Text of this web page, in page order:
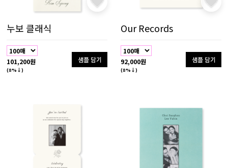
누보 클래식
101,200원
(8%↓)
샘플 담기
Our Records
92,000원
(8%↓)
샘플 담기